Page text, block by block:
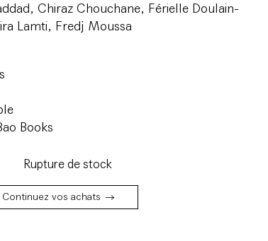
Chiraz Chouchane, Férielle Doulain-
Lamti, Fredj Moussa
Books
Rupture de stock
Continuez vos achats